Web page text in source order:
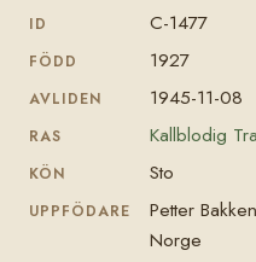
ID C-1477
FÖDD 1927
AVLIDEN 1945-11-08
RAS Kallblodig
KÖN Sto
UPPFÖDARE
Petter
Norge